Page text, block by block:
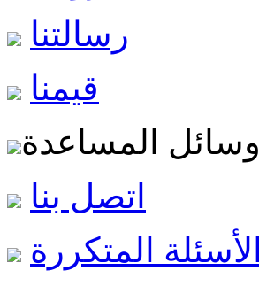
رسالتنا
قيمنا
وسائل المساعدة
اتصل بنا
الأسئلة المتكررة